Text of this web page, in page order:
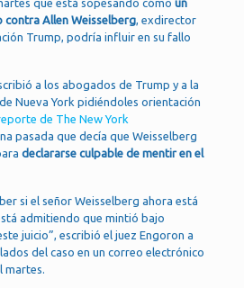
que está sopesando cómo un
Allen Weisselberg, exdirector
Trump, podría influir en su fallo
a los abogados de Trump y a la
Nueva York pidiéndoles orientación
de The New York
pasada que decía que Weisselberg
declararse culpable de mentir en el
si el señor Weisselberg ahora está
admitiendo que mintió bajo
juicio”, escribió el juez Engoron a
del caso en un correo electrónico
martes.